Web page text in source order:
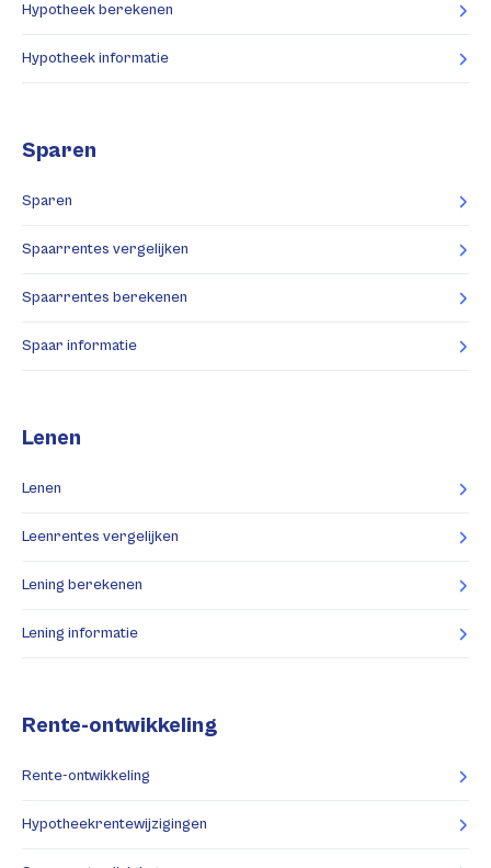
Hypotheek berekenen
Hypotheek informatie
Sparen
Sparen
Spaarrentes vergelijken
Spaarrentes berekenen
Spaar informatie
Lenen
Lenen
Leenrentes vergelijken
Lening berekenen
Lening informatie
Rente-ontwikkeling
Rente-ontwikkeling
Hypotheekrentewijzigingen